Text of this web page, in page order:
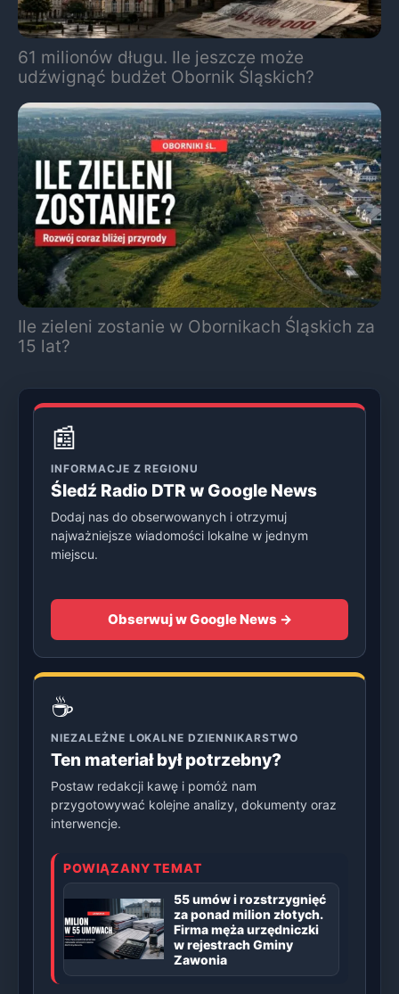
61 milionów długu. Ile jeszcze może
udźwignąć budżet Obornik Śląskich?
Ile zieleni zostanie w Obornikach Śląskich za
15 lat?
📰
INFORMACJE Z REGIONU
Śledź Radio DTR w Google News
Dodaj nas do obserwowanych i otrzymuj
najważniejsze wiadomości lokalne w jednym
miejscu.
Obserwuj w Google News →
☕
NIEZALEŻNE LOKALNE DZIENNIKARSTWO
Ten materiał był potrzebny?
Postaw redakcji kawę i pomóż nam
przygotowywać kolejne analizy, dokumenty oraz
interwencje.
POWIĄZANY TEMAT
55 umów i rozstrzygnięć
za ponad milion złotych.
Firma męża urzędniczki
w rejestrach Gminy
Zawonia